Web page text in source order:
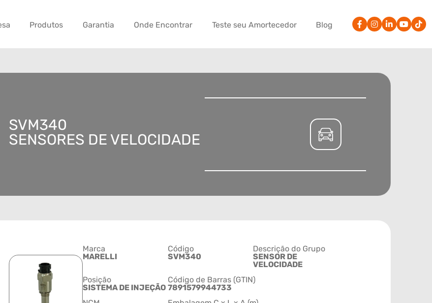
Produtos Garantia Onde Encontrar Teste seu Amortecedor Blog
SVM340
SENSORES DE VELOCIDADE
Marca
MARELLI
Código
SVM340
Descrição do Grupo
SENSOR DE
VELOCIDADE
Posição
SISTEMA DE INJEÇÃO
Código de Barras (GTIN)
7891579944733